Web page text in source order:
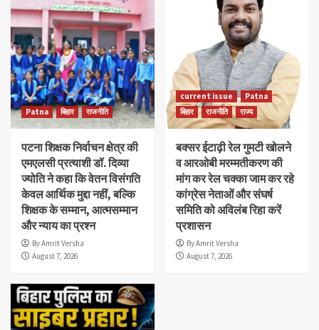
Patna बिहार राजनीति
पटना शिक्षक निर्वाचन क्षेत्र की
एमएलसी प्रत्याशी डॉ. दिव्या
ज्योति ने कहा कि वेतन विसंगति
केवल आर्थिक मुद्दा नहीं, बल्कि
शिक्षक के सम्मान, आत्मसम्मान
और न्याय का प्रश्न
By Amrit Versha
August 7, 2026
current issue
Patna
बिहार
राजनीति राज्य
बक्सर ईटाढ़ी रेल गुमटी खोलने
व आरओबी मरम्मतीकरण की
मांग कर रेल चक्का जाम कर रहे
कांग्रेस नेताओं और संघर्ष
समिति को अविलंब रिहा करें
प्रशासन
By Amrit Versha
August 7, 2026